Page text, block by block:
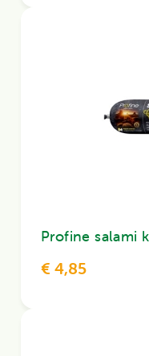
Profine salami
€ 4,85